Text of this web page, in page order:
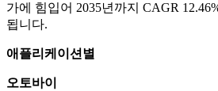
가에 힘입어 2035년까지 CAGR
됩니다.
애플리케이션별
오토바이